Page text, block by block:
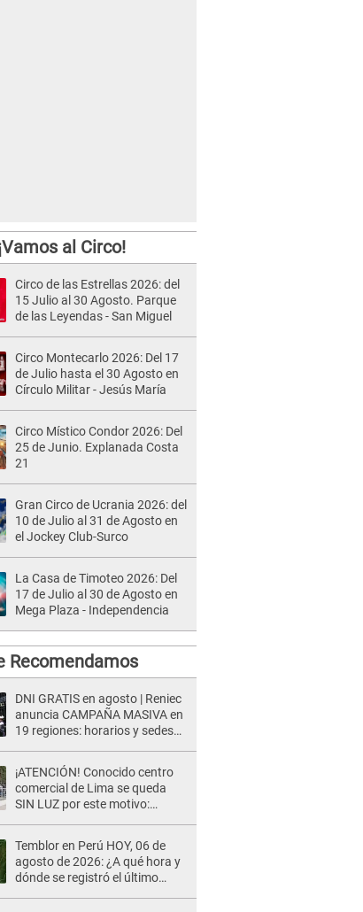
al Circo!
Circo de las Estrellas 2026: del
15 Julio al 30 Agosto. Parque
de las Leyendas - San Miguel
Circo Montecarlo 2026: Del 17
de Julio hasta el 30 Agosto en
Círculo Militar - Jesús María
Circo Místico Condor 2026: Del
25 de Junio. Explanada Costa
21
Gran Circo de Ucrania 2026: del
10 de Julio al 31 de Agosto en
el Jockey Club-Surco
La Casa de Timoteo 2026: Del
17 de Julio al 30 de Agosto en
Mega Plaza - Independencia
Recomendamos
DNI GRATIS en agosto | Reniec
anuncia CAMPAÑA MASIVA en
19 regiones: horarios y sedes
¡ATENCIÓN! Conocido centro
comercial de Lima se queda
SIN LUZ por este motivo:
Temblor en Perú HOY, 06 de
agosto de 2026: ¿A qué hora y
dónde se registró el último